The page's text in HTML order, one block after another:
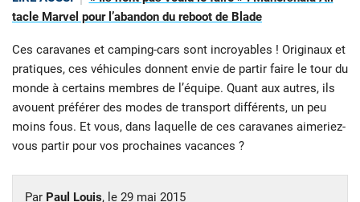
tacle Marvel pour l’abandon du reboot de Blade
Ces caravanes et camping-cars sont incroyables ! Originaux et
pratiques, ces véhicules donnent envie de partir faire le tour du
monde à certains membres de l’équipe. Quant aux autres, ils
avouent préférer des modes de transport différents, un peu
moins fous. Et vous, dans laquelle de ces caravanes aimeriez-
vous partir pour vos prochaines vacances ?
Par Paul Louis, le 29 mai 2015